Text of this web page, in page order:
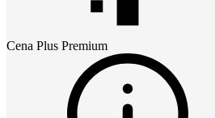
Cena Plus Premium